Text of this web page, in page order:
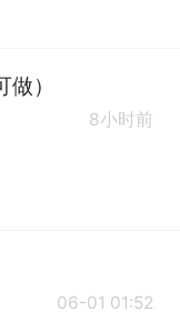
）
8小时前
06-01 01:52